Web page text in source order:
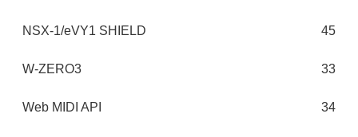
NSX-1/eVY1 SHIELD 45
W-ZERO3 33
Web MIDI API 34